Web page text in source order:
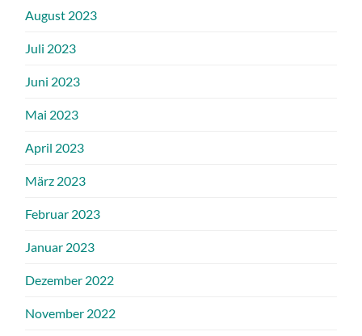
August 2023
Juli 2023
Juni 2023
Mai 2023
April 2023
März 2023
Februar 2023
Januar 2023
Dezember 2022
November 2022